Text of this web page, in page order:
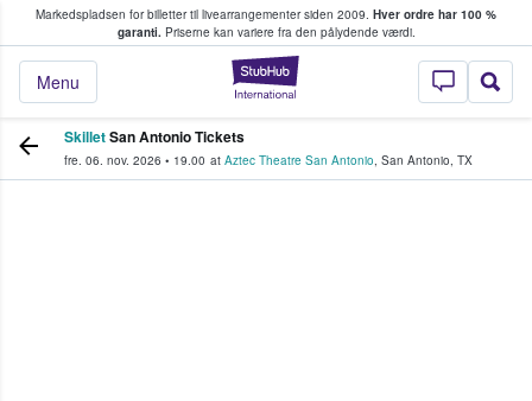
Markedspladsen for billetter til livearrangementer siden 2009. Hver ordre har 100 %
garanti.Priserne kan variere fra den pålydende værdi.
StubHub - Hvor
Menu
køber og sælger billetter
SkilletSan Antonio Tickets
fre. 06. nov. 2026 • 19.00 at Aztec Theatre San Antonio, San Antonio, TX